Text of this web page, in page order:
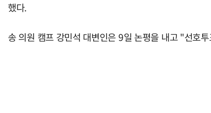
했다.
송 의원 캠프 강민석 대변인은 9일 논평을 내고 "선호